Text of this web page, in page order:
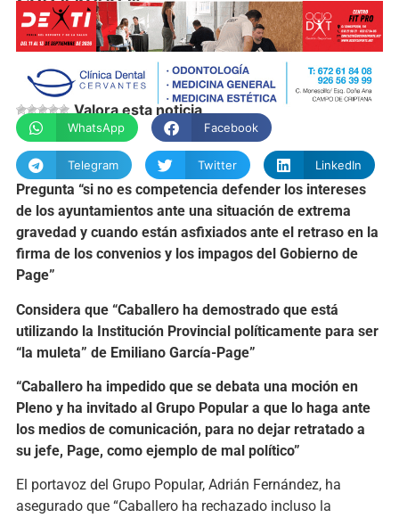
manchainformacion.com
Valora esta noticia
WhatsApp Facebook
Telegram Twitter LinkedIn
Pregunta “si no es competencia defender los intereses
de los ayuntamientos ante una situación de extrema
gravedad y cuando están asfixiados ante el retraso en la
firma de los convenios y los impagos del Gobierno de
Page”
Considera que “Caballero ha demostrado que está
utilizando la Institución Provincial políticamente para ser
“la muleta” de Emiliano García-Page”
“Caballero ha impedido que se debata una moción en
Pleno y ha invitado al Grupo Popular a que lo haga ante
los medios de comunicación, para no dejar retratado a
su jefe, Page, como ejemplo de mal político”
El portavoz del Grupo Popular, Adrián Fernández, ha
asegurado que “Caballero ha rechazado incluso la